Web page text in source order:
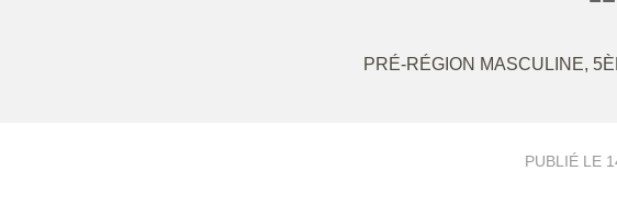
PRÉ-RÉGION MASCULINE,
PUBLIÉ LE